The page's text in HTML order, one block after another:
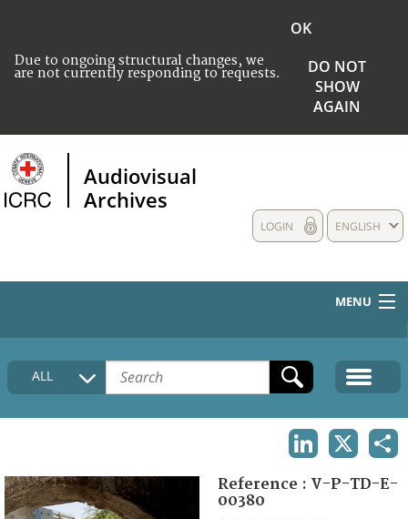
Due to ongoing structural changes, we
are not currently responding to requests.
OK
DO NOT
SHOW
AGAIN
Audiovisual
Archives
ENGLISH
LOGIN
MENU
HOME
COLLECTIONS DESCRIPTION
FAQ
ALL
Reference : V-P-TD-E-
00380